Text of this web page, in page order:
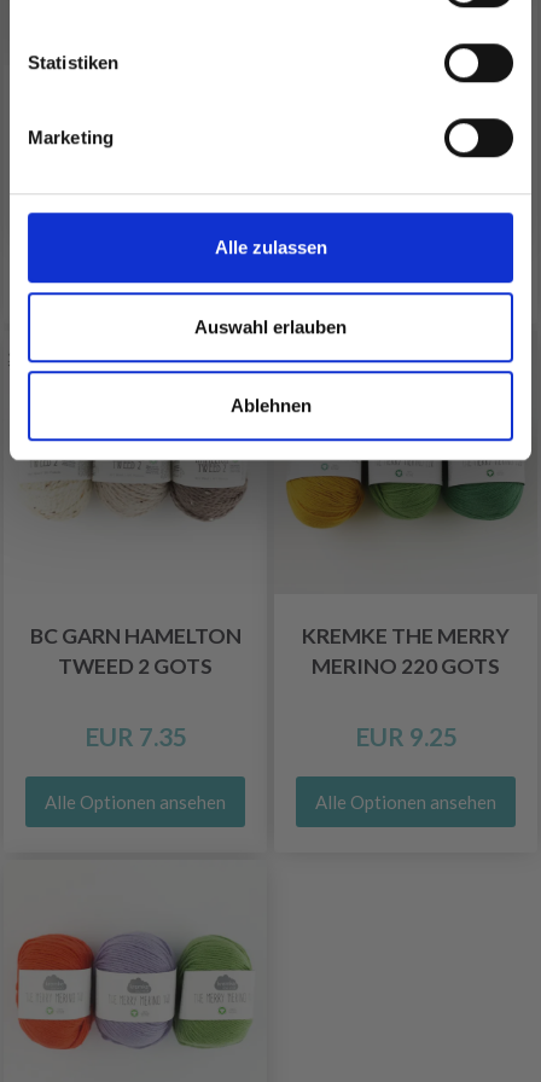
Statistiken
Marketing
Alle zulassen
Auswahl erlauben
Ablehnen
PURA GOTS
EUR 14.45
TWEED 1 GOTS
EUR 7.35
BC GARN HAMELTON
TWEED 2 GOTS
EUR 7.35
Alle Optionen ansehen
KREMKE THE MERRY
MERINO 220 GOTS
EUR 9.25
Alle Optionen ansehen